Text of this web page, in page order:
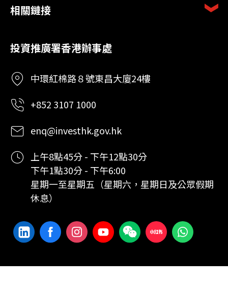
相關鏈接
投資推廣署香港辦事處
中環紅棉路８號東昌大廈24樓
+852 3107 1000
enq@investhk.gov.hk
上午8點45分 - 下午12點30分
下午1點30分 - 下午6:00
星期一至星期五（星期六，星期日及公眾假期
休息）